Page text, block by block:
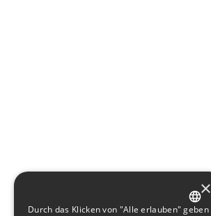
×
Durch das Klicken von "Alle erlauben" geben